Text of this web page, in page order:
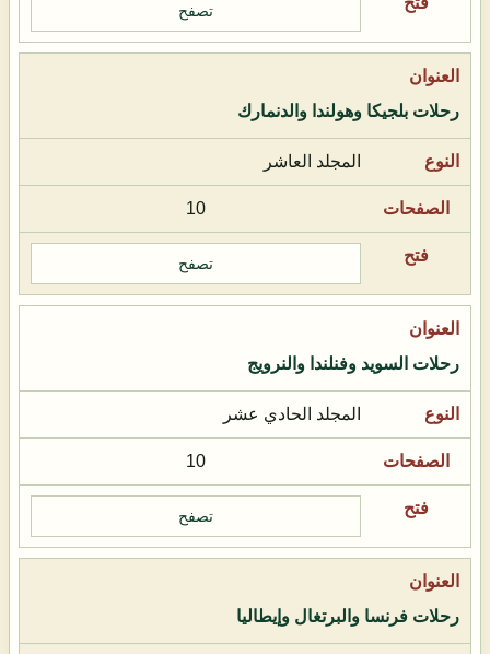
تصفح
رحلات بلجيكا وهولندا والدنمارك
المجلد العاشر
10
تصفح
رحلات السويد وفنلندا والنرويج
المجلد الحادي عشر
10
تصفح
رحلات فرنسا والبرتغال وإيطاليا